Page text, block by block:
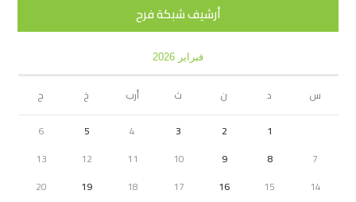
أرشيف شبكة فرح
فبراير 2026
س د ن ث أرب خ
ج
1
2
3
4
5
6
7
8
9
10
11
12
13
14
15
16
17
18
19
20